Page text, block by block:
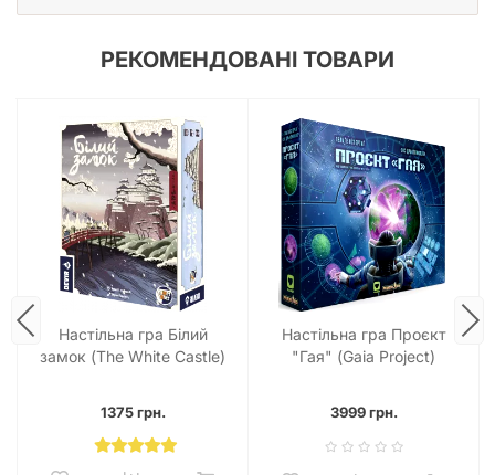
РЕКОМЕНДОВАНІ ТОВАРИ
Настільна гра Білий
замок (The White Castle)
1375 грн.
Настільна гра Проєкт
"Гая" (Gaia Project)
3999 грн.